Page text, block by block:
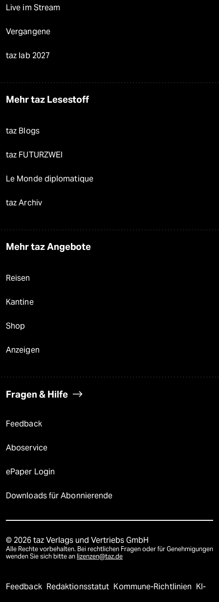
Live im Stream
Vergangene
taz lab 2027
Mehr taz Lesestoff
taz Blogs
taz FUTURZWEI
Le Monde diplomatique
taz Archiv
Mehr taz Angebote
Reisen
Kantine
Shop
Anzeigen
Fragen & Hilfe
Feedback
Aboservice
ePaper Login
Downloads für Abonnierende
© 2026 taz Verlags und Vertriebs GmbH
Alle Rechte vorbehalten. Bei rechtlichen Fragen oder für Genehmigungen
wenden Sie sich bitte an lizenzen@taz.de
Feedback Redaktionsstatut Kommune-Richtlinien KI-